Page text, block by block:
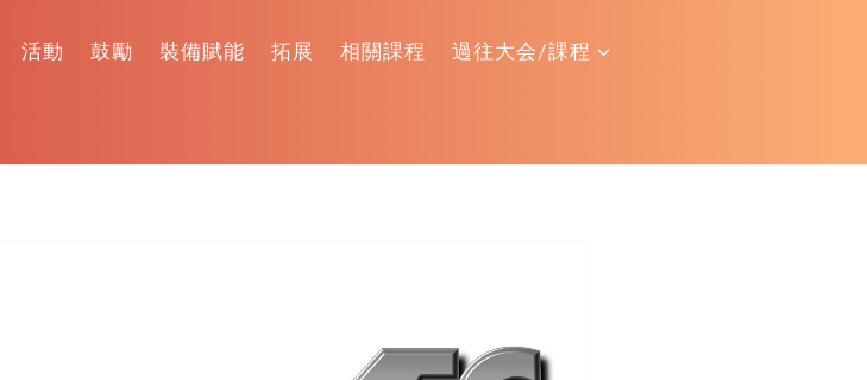
活動 鼓勵 裝備賦能 拓展 相關課程 過往大会/課程